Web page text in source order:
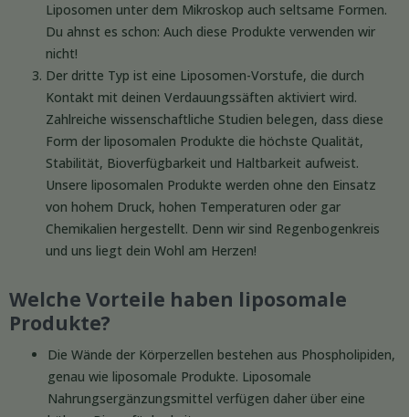
Liposomen unter dem Mikroskop auch seltsame Formen.
Du ahnst es schon: Auch diese Produkte verwenden wir
nicht!
Der dritte Typ ist eine Liposomen-Vorstufe, die durch
Kontakt mit deinen Verdauungssäften aktiviert wird.
Zahlreiche wissenschaftliche Studien belegen, dass diese
Form der liposomalen Produkte die höchste Qualität,
Stabilität, Bioverfügbarkeit und Haltbarkeit aufweist.
Unsere liposomalen Produkte werden ohne den Einsatz
von hohem Druck, hohen Temperaturen oder gar
Chemikalien hergestellt. Denn wir sind Regenbogenkreis
und uns liegt dein Wohl am Herzen!
Welche Vorteile haben liposomale
Produkte?
Die Wände der Körperzellen bestehen aus Phospholipiden,
genau wie liposomale Produkte. Liposomale
Nahrungsergänzungsmittel verfügen daher über eine